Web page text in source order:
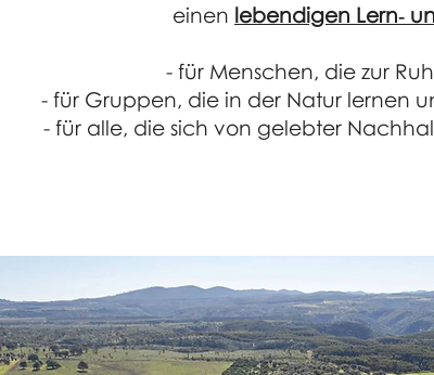
einen lebendigen Lern‑
- für Menschen, die zur
- für Gruppen, die in der Natur lernen
- für alle, die sich von gelebter